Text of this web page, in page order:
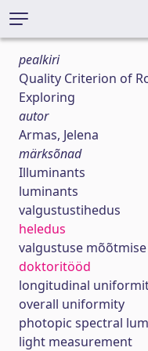
pealkiri
Quality Criterion of
Exploring
autor
Armas, Jelena
märksõnad
Illuminants
luminants
valgustustihedus
heledus
valgustuse
doktoritööd
longitudinal
overall uniformity
photopic spectral
light measurement